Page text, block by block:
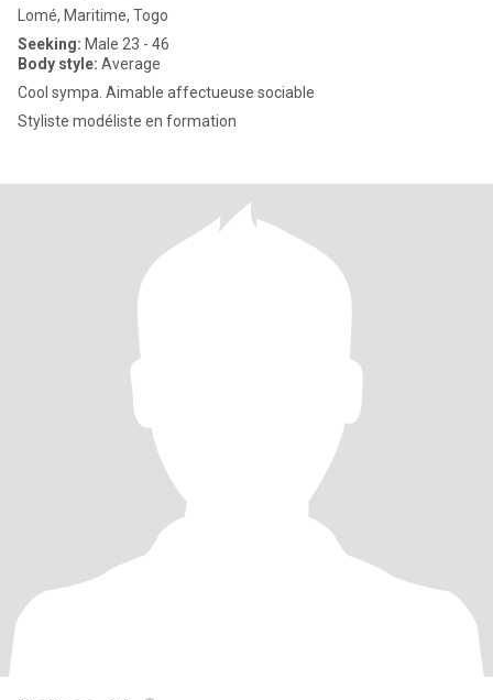
Lomé, Maritime, Togo
Seeking: Male 23 - 46
Body style: Average
Cool sympa. Aimable affectueuse sociable
Styliste modéliste en formation